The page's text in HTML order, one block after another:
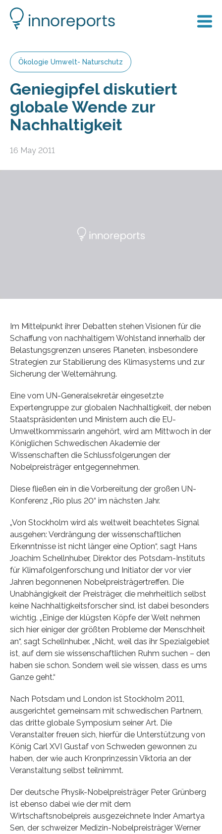
Ökologie Umwelt- Naturschutz
Geniegipfel diskutiert
globale Wende zur
Nachhaltigkeit
16 May 2011
Im Mittelpunkt ihrer Debatten stehen Visionen für die
Schaffung von nachhaltigem Wohlstand innerhalb der
Belastungsgrenzen unseres Planeten, insbesondere
Strategien zur Stabilierung des Klimasystems und zur
Sicherung der Welternährung.
Eine vom UN-Generalsekretär eingesetzte
Expertengruppe zur globalen Nachhaltigkeit, der neben
Staatspräsidenten und Ministern auch die EU-
Umweltkommissarin angehört, wird am Mittwoch in der
Königlichen Schwedischen Akademie der
Wissenschaften die Schlussfolgerungen der
Nobelpreisträger entgegennehmen.
Diese fließen ein in die Vorbereitung der großen UN-
Konferenz „Rio plus 20“ im nächsten Jahr.
„Von Stockholm wird als weltweit beachtetes Signal
ausgehen: Verdrängung der wissenschaftlichen
Erkenntnisse ist nicht länger eine Option“, sagt Hans
Joachim Schellnhuber, Direktor des Potsdam-Instituts
für Klimafolgenforschung und Initiator der vor vier
Jahren begonnenen Nobelpreisträgertreffen. Die
Unabhängigkeit der Preisträger, die mehrheitlich selbst
keine Nachhaltigkeitsforscher sind, ist dabei besonders
wichtig. „Einige der klügsten Köpfe der Welt nehmen
sich hier einiger der größten Probleme der Menschheit
an“, sagt Schellnhuber. „Nicht, weil das ihr Spezialgebiet
ist, auf dem sie wissenschaftlichen Ruhm suchen – den
haben sie schon. Sondern weil sie wissen, dass es ums
Ganze geht.“
Nach Potsdam und London ist Stockholm 2011,
ausgerichtet gemeinsam mit schwedischen Partnern,
das dritte globale Symposium seiner Art. Die
Veranstalter freuen sich, hierfür die Unterstützung von
König Carl XVI Gustaf von Schweden gewonnen zu
haben, der wie auch Kronprinzessin Viktoria an der
Veranstaltung selbst teilnimmt.
Der deutsche Physik-Nobelpreisträger Peter Grünberg
ist ebenso dabei wie der mit dem
Wirtschaftsnobelpreis ausgezeichnete Inder Amartya
Sen, der schweizer Medizin-Nobelpreisträger Werner